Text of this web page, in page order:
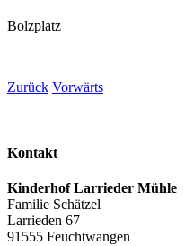
Bolzplatz
Zurück Vorwärts
Kontakt
Kinderhof Larrieder Mühle
Familie Schätzel
Larrieden 67
91555 Feuchtwangen